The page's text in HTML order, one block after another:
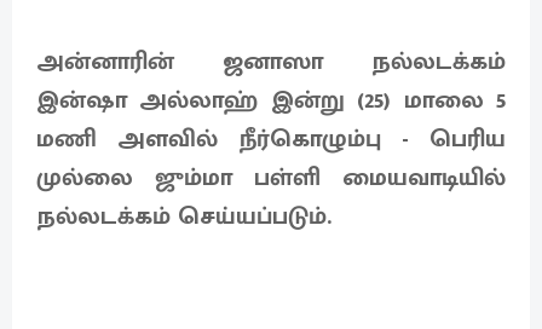
அன்னாரின் ஜனாஸா நல்லடக்கம்
இன்ஷா அல்லாஹ் இன்று (25) மாலை 5
மணி அளவில் நீர்கொழும்பு - பெரிய
முல்லை ஜும்மா பள்ளி மையவாடியில்
நல்லடக்கம் செய்யப்படும்.